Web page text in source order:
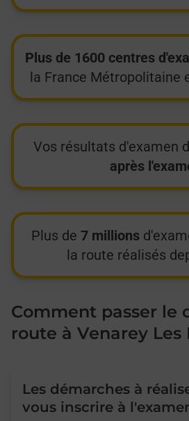
Plus de 1600 centres
la France Métropolitaine
Vos résultats d'examen
après
Plus de 7 millions
la route réalisés
Comment passer le
route à Venarey Les
Les démarches à
vous inscrire à